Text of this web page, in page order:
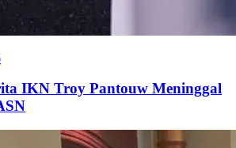
IKN Troy Pantouw Meninggal